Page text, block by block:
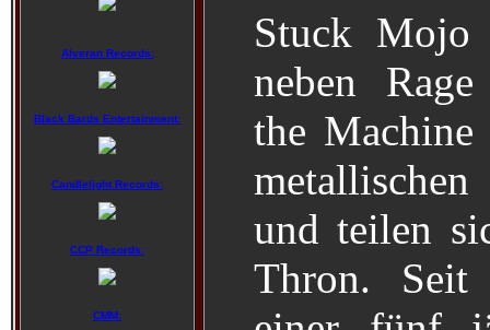
Alveran Records:
Black Bards Entertainment:
Candlelight Records:
CCP Records:
CMM:
Stuck Mojo
neben
the Machine
metallischen
und teilen
Thron.